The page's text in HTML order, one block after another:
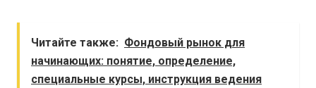
Читайте также: Фондовый рынок для
начинающих: понятие, определение,
специальные курсы, инструкция ведения